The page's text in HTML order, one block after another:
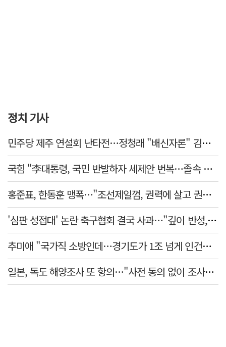
정치 기사
민주당 제주 연설회 난타전…정청래 "배신자론" 김민석 "관리 무능"
국힘 "李대통령, 국민 반발하자 세제안 번복…졸속 국정 즉각 중단"
홍준표, 한동훈 맹폭…"조선제일껌, 권력에 살고 권력에 죽었다"
'심판 성접대' 논란 축구협회 결국 사과…"깊이 반성, 쇄신하겠다"
추미애 "국가직 소방인데…경기도가 1조 넘게 인건비 대납"
일본, 독도 해양조사 또 항의…"사전 동의 없이 조사" 주장